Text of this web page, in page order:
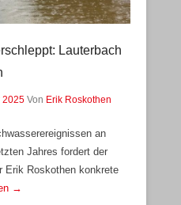
Lauterbach
2025 Von Erik Roskothen
an
Jahres fordert der
Erik Roskothen konkrete
→